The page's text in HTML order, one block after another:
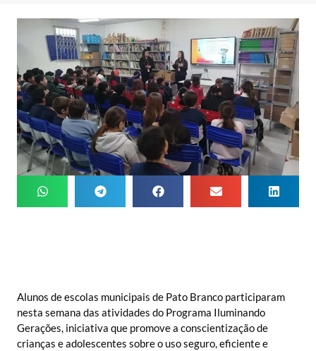
Alunos de escolas municipais de Pato Branco participaram
nesta semana das atividades do Programa Iluminando
Gerações, iniciativa que promove a conscientização de
crianças e adolescentes sobre o uso seguro, eficiente e